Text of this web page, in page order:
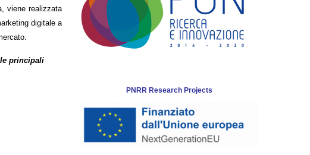
viene realizzata
digitale a
principali
PNRR Research Projects